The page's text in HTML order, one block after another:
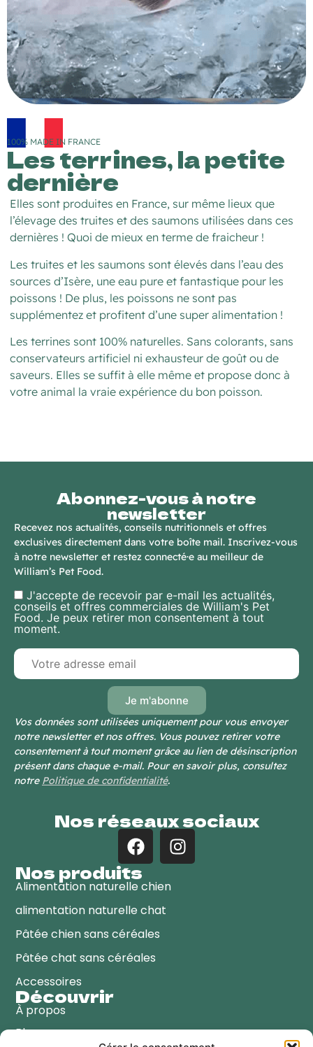
100% MADE IN FRANCE
Les terrines, la petite
dernière
Elles sont produites en France, sur même lieux que
l’élevage des truites et des saumons utilisées dans ces
dernières ! Quoi de mieux en terme de fraicheur !
Les truites et les saumons sont élevés dans l’eau des
sources d’Isère, une eau pure et fantastique pour les
poissons ! De plus, les poissons ne sont pas
supplémentez et profitent d’une super alimentation !
Les terrines sont 100% naturelles. Sans colorants, sans
conservateurs artificiel ni exhausteur de goût ou de
saveurs. Elles se suffit à elle même et propose donc à
votre animal la vraie expérience du bon poisson.
Abonnez-vous à notre
newsletter
Recevez nos actualités, conseils nutritionnels et offres
exclusives directement dans votre boîte mail. Inscrivez-vous
à notre newsletter et restez connecté·e au meilleur de
William’s Pet Food.
J'accepte de recevoir par e-mail les actualités,
conseils et offres commerciales de William's Pet
Food. Je peux retirer mon consentement à tout
moment.
Vos données sont utilisées uniquement pour vous envoyer
notre newsletter et nos offres. Vous pouvez retirer votre
consentement à tout moment grâce au lien de désinscription
présent dans chaque e-mail. Pour en savoir plus, consultez
notre Politique de confidentialité.
Nos réseaux sociaux
Nos produits
Alimentation naturelle chien
alimentation naturelle chat
Pâtée chien sans céréales
Pâtée chat sans céréales
Accessoires
Découvrir
À propos
Blog